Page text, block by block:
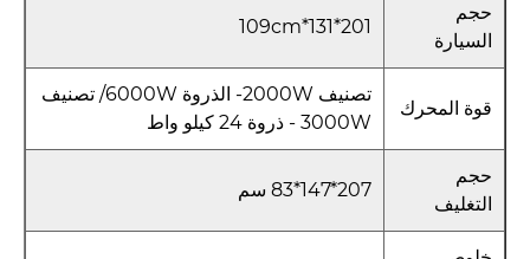
حجم
السيارة
201*131*109cm
قوة المحرك
تصنيف 2000W- الذروة 6000W/ تصنيف
3000W - ذروة 24 كيلو واط
حجم
التغليف
207*147*83 سم